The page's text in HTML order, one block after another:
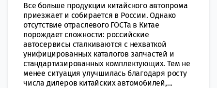
Все больше продукции китайского автопрома
приезжает и собирается в России. Однако
отсутствие отраслевого ГОСТа в Китае
порождает сложности: российские
автосервисы сталкиваются с нехваткой
унифицированных каталогов запчастей и
стандартизированных комплектующих. Тем не
менее ситуация улучшилась благодаря росту
числа дилеров китайских автомобилей,...